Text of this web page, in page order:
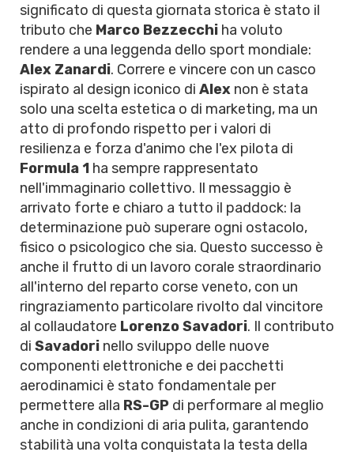
significato di questa giornata storica è stato il
tributo che Marco Bezzecchi ha voluto
rendere a una leggenda dello sport mondiale:
Alex Zanardi. Correre e vincere con un casco
ispirato al design iconico di Alex non è stata
solo una scelta estetica o di marketing, ma un
atto di profondo rispetto per i valori di
resilienza e forza d'animo che l'ex pilota di
Formula 1 ha sempre rappresentato
nell'immaginario collettivo. Il messaggio è
arrivato forte e chiaro a tutto il paddock: la
determinazione può superare ogni ostacolo,
fisico o psicologico che sia. Questo successo è
anche il frutto di un lavoro corale straordinario
all'interno del reparto corse veneto, con un
ringraziamento particolare rivolto dal vincitore
al collaudatore Lorenzo Savadori. Il contributo
di Savadori nello sviluppo delle nuove
componenti elettroniche e dei pacchetti
aerodinamici è stato fondamentale per
permettere alla RS-GP di performare al meglio
anche in condizioni di aria pulita, garantendo
stabilità una volta conquistata la testa della